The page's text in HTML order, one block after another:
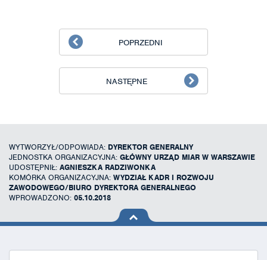
POPRZEDNI
NASTĘPNE
WYTWORZYŁ/ODPOWIADA: DYREKTOR GENERALNY
JEDNOSTKA ORGANIZACYJNA: GŁÓWNY URZĄD MIAR W WARSZAWIE
UDOSTĘPNIŁ: AGNIESZKA RADZIWONKA
KOMÓRKA ORGANIZACYJNA: WYDZIAŁ KADR I ROZWOJU
ZAWODOWEGO/BIURO DYREKTORA GENERALNEGO
WPROWADZONO: 05.10.2018
na górę